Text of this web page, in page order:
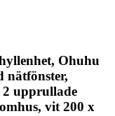
Ohuhu
nätfönster,
upprullade
vit 200 x